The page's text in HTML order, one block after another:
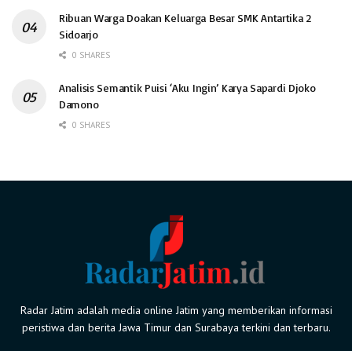
Ribuan Warga Doakan Keluarga Besar SMK Antartika 2
Sidoarjo
0 SHARES
Analisis Semantik Puisi ‘Aku Ingin’ Karya Sapardi Djoko
Damono
0 SHARES
Radar Jatim adalah media online Jatim yang memberikan informasi
peristiwa dan berita Jawa Timur dan Surabaya terkini dan terbaru.